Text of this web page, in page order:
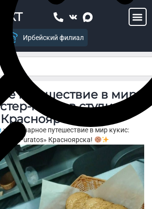
Ирбейский филиал
путешествие в мир
класс в студии
>
Кулинарное путешествие в мир кукис:
«Puratos» Красноярска!